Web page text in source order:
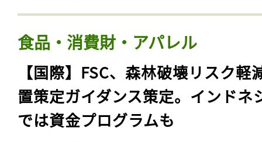
食品・消費財・アパレル
【国際】FSC、森林破壊リスク軽
置策定ガイダンス策定。インドネ
では資金プログラムも